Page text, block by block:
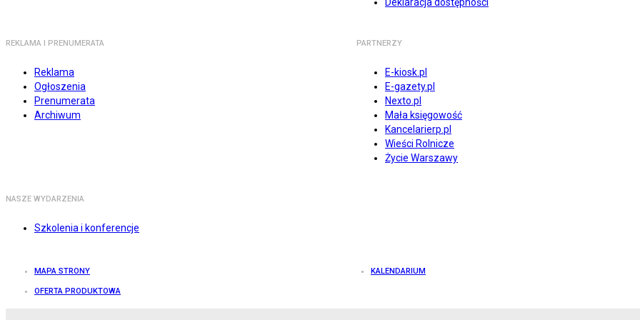
REKLAMA I PRENUMERATA
Reklama
Ogłoszenia
Prenumerata
Archiwum
PARTNERZY
E-kiosk.pl
E-gazety.pl
Nexto.pl
Mała księgowość
Kancelarierp.pl
Wieści Rolnicze
Życie Warszawy
NASZE WYDARZENIA
Szkolenia i konferencje
MAPA STRONY KALENDARIUM
OFERTA PRODUKTOWA